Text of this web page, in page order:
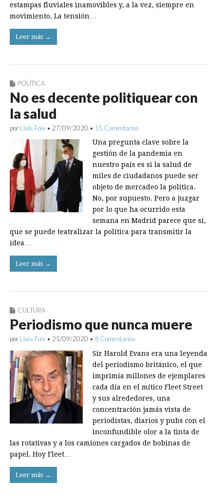
estampas fluviales inamovibles y, a la vez, siempre en
movimiento. La tensión…
Leer más →
POLÍTICA
No es decente politiquear con
la salud
por Lluís Foix • 27/09/2020 • 15 Comentarios
Una pregunta clave sobre la
gestión de la pandemia en
nuestro país es si la salud de
miles de ciudadanos puede ser
objeto de mercadeo la política.
No, por supuesto. Pero a juzgar
por lo que ha ocurrido esta
semana en Madrid parece que sí,
que se puede teatralizar la política para transmitir la
idea…
Leer más →
CULTURA
Periodismo que nunca muere
por Lluís Foix • 25/09/2020 • 8 Comentarios
Sir Harold Evans era una leyenda
del periodismo británico, el que
imprimía millones de ejemplares
cada día en el mítico Fleet Street
y sus alrededores, una
concentración jamás vista de
periodistas, diarios y pubs con el
inconfundible olor a la tinta de
las rotativas y a los camiones cargados de bobinas de
papel. Hoy Fleet…
Leer más →